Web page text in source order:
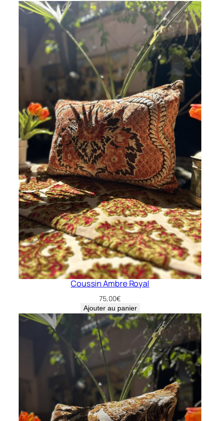
initial
était :
119,00€.
actuel
est :
99,00€.
Coussin Ambre Royal
75,00€
Ajouter au panier